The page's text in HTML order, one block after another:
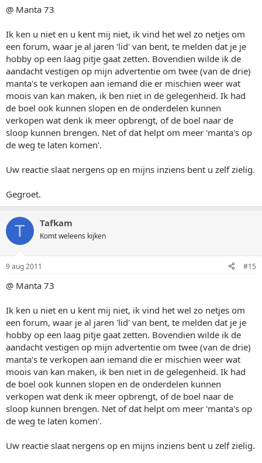
@ Manta 73
Ik ken u niet en u kent mij niet, ik vind het wel zo netjes om
een forum, waar je al jaren 'lid' van bent, te melden dat je je
hobby op een laag pitje gaat zetten. Bovendien wilde ik de
aandacht vestigen op mijn advertentie om twee (van de drie)
manta's te verkopen aan iemand die er mischien weer wat
moois van kan maken, ik ben niet in de gelegenheid. Ik had
de boel ook kunnen slopen en de onderdelen kunnen
verkopen wat denk ik meer opbrengt, of de boel naar de
sloop kunnen brengen. Net of dat helpt om meer 'manta's op
de weg te laten komen'.
Uw reactie slaat nergens op en mijns inziens bent u zelf zielig.
Gegroet.
T Tafkam
Komt weleens kijken
9 aug 2011 #15
@ Manta 73
Ik ken u niet en u kent mij niet, ik vind het wel zo netjes om
een forum, waar je al jaren 'lid' van bent, te melden dat je je
hobby op een laag pitje gaat zetten. Bovendien wilde ik de
aandacht vestigen op mijn advertentie om twee (van de drie)
manta's te verkopen aan iemand die er mischien weer wat
moois van kan maken, ik ben niet in de gelegenheid. Ik had
de boel ook kunnen slopen en de onderdelen kunnen
verkopen wat denk ik meer opbrengt, of de boel naar de
sloop kunnen brengen. Net of dat helpt om meer 'manta's op
de weg te laten komen'.
Uw reactie slaat nergens op en mijns inziens bent u zelf zielig.